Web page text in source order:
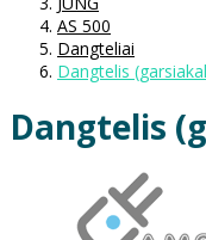
AS 500
Dangteliai
Dangtelis
Dangtelis